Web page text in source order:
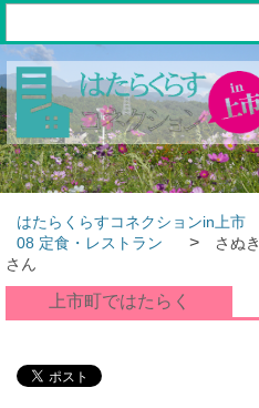
はたらくらすコネクションin上市
08 定食・レストラン >
さぬ
さん
上市町ではたらく